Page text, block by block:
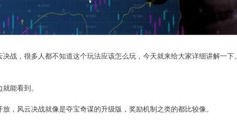
战，很多人都不知道这个玩法应该怎么玩，今天就来给大家详细讲解一下。
能看到。
，风云决战就像是夺宝奇谋的升级版，奖励机制之类的都比较像。